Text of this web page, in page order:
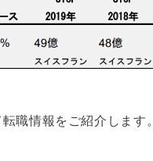
職情報をご紹介します